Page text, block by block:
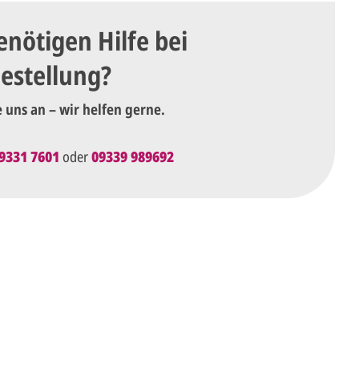
Hilfe bei
uns an – wir helfen gerne.
7601 oder09339 989692